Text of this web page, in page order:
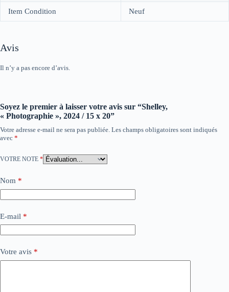
Item Condition Neuf
Avis
Il n’y a pas encore d’avis.
Soyez le premier à laisser votre avis sur “Shelley,
« Photographie », 2024 / 15 x 20”
Votre adresse e-mail ne sera pas publiée. Les champs obligatoires sont indiqués
avec *
VOTRE NOTE *
Nom *
E-mail *
Votre avis *